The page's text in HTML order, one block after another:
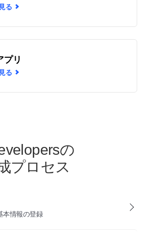
る
プリ
る
の
プロセス
本情報の登録